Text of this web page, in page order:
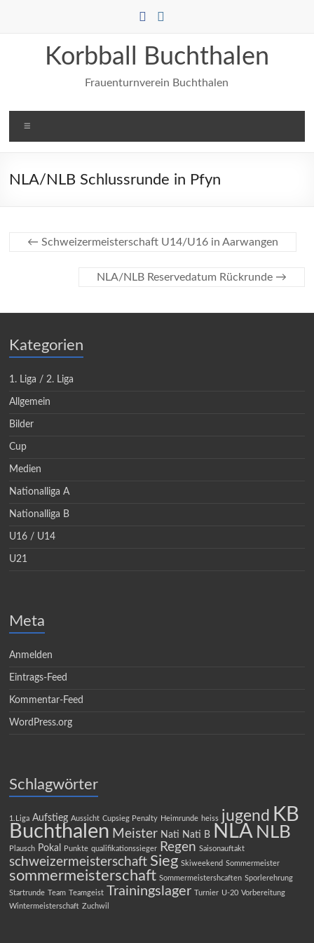
Korbball Buchthalen
Frauenturnverein Buchthalen
NLA/NLB Schlussrunde in Pfyn
← Schweizermeisterschaft U14/U16 in Aarwangen
NLA/NLB Reservedatum Rückrunde →
Kategorien
1. Liga / 2. Liga
Allgemein
Bilder
Cup
Medien
Nationalliga A
Nationalliga B
U16 / U14
U21
Meta
Anmelden
Eintrags-Feed
Kommentar-Feed
WordPress.org
Schlagwörter
1.Liga Aufstieg Aussicht Cupsieg Penalty Heimrunde heiss jugend KB
Buchthalen Meister Nati Nati B NLA NLB
Plausch Pokal Punkte qualifikationssieger Regen Saisonauftakt
schweizermeisterschaft Sieg Skiweekend Sommermeister
sommermeisterschaft Sommermeistershcaften Sporlerehrung
Startrunde Team Teamgeist Trainingslager Turnier U-20 Vorbereitung
Wintermeisterschaft Zuchwil